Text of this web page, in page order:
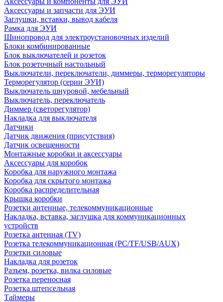
Аксессуары и запчасти для ЭУИ
Заглушки, вставки, вывод кабеля
Рамка для ЭУИ
Шинопровод для электроустановочных изделий
Блоки комбинированные
Блок выключателей и розеток
Блок розеточный настольный
Выключатели, переключатели, диммеры, терморегуляторы
Терморегулятор (серии ЭУИ)
Выключатель шнуровой, мебельный
Выключатель, переключатель
Диммер (светорегулятор)
Накладка для выключателя
Датчики
Датчик движения (присутствия)
Датчик освещенности
Монтажные коробки и аксессуары
Аксессуары для коробок
Коробка для наружного монтажа
Коробка для скрытого монтажа
Коробка распределительная
Крышка коробки
Розетки антенные, телекоммуникационные
Накладка, вставка, заглушка для коммуникационных
устройств
Розетка антенная (TV)
Розетка телекоммуникационная (PC/TF/USB/AUX)
Розетки силовые
Накладка для розеток
Разъем, розетка, вилка силовые
Розетка переносная
Розетка штепсельная
Таймеры